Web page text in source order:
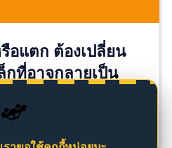
🚗
อแตก ต้องเปลี่ยน
กที่อาจกลายเป็น
ช้ต่อได้ไหม? หลายคนอาจ […]